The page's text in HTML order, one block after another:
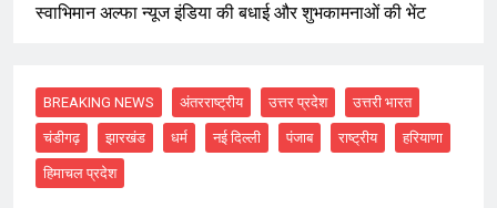
स्वाभिमान अल्फा न्यूज इंडिया की बधाई और शुभकामनाओं की भेंट
BREAKING NEWS अंतरराष्ट्रीय उत्तर प्रदेश उत्तरी भारत
चंडीगढ़ झारखंड धर्म नई दिल्ली पंजाब राष्ट्रीय हरियाणा
हिमाचल प्रदेश